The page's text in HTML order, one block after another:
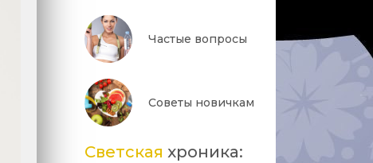
Частые вопросы
Советы новичкам
Светская хроника: